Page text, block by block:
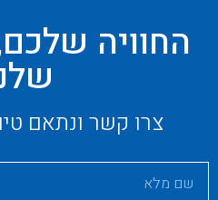
החוויה
צרו קשר ונתאם